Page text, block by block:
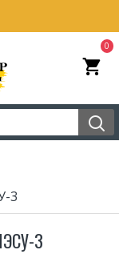
0
3
3